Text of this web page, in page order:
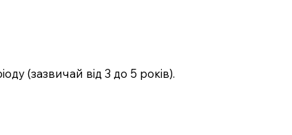
(зазвичай від 3 до 5 років).